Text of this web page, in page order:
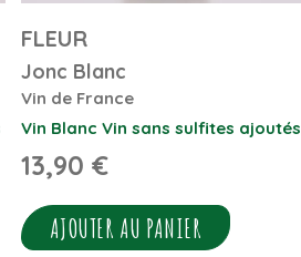
FLEUR
Jonc Blanc
Vin de France
Vin Blanc Vin sans sulfites ajoutés
13,90 €
AJOUTER AU PANIER